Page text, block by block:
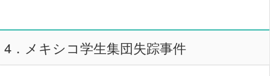
4．メキシコ学生集団失踪事件